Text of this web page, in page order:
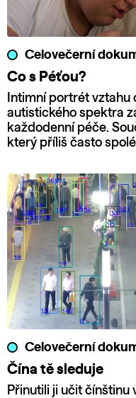
Celovečerní
Co s Péťou?
Intimní portrét vztahu
autistického spektra
každodenní péče.
který příliš často
Celovečerní
Čína tě sleduje
Přinutili ji učit